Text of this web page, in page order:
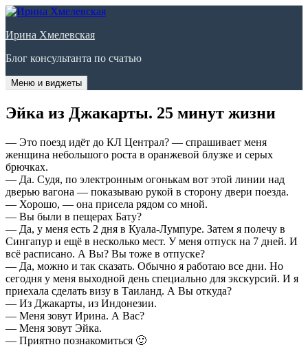
Перейти
содержимому
Ирина Хмелевская
Блог консультанта по счатью
Меню и виджеты
Эйка из Джакарты. 25 минут жизни
— Это поезд идёт до КЛ Централ? — спрашивает меня
женщина небольшого роста в оранжевой блузке и серых
брючках.
— Да. Судя, по электронным огонькам вот этой линии над
дверью вагона — показываю рукой в сторону двери поезда.
— Хорошо, — она присела рядом со мной.
— Вы были в пещерах Бату?
— Да, у меня есть 2 дня в Куала-Лумпуре. Затем я полечу в
Сингапур и ещё в несколько мест. У меня отпуск на 7 дней. И
всё расписано. А Вы? Вы тоже в отпуске?
— Да, можно и так сказать. Обычно я работаю все дни. Но
сегодня у меня выходной день специально для экскурсий. И я
приехала сделать визу в Таиланд. А Вы откуда?
— Из Джакарты, из Индонезии.
— Меня зовут Ирина. А Вас?
— Меня зовут Эйка.
— Приятно познакомиться 🙂